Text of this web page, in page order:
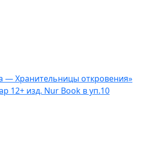
— Хранительницы откровения»
12+ изд. Nur Book в уп.10